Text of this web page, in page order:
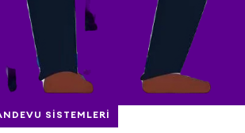
SISTEMLERI